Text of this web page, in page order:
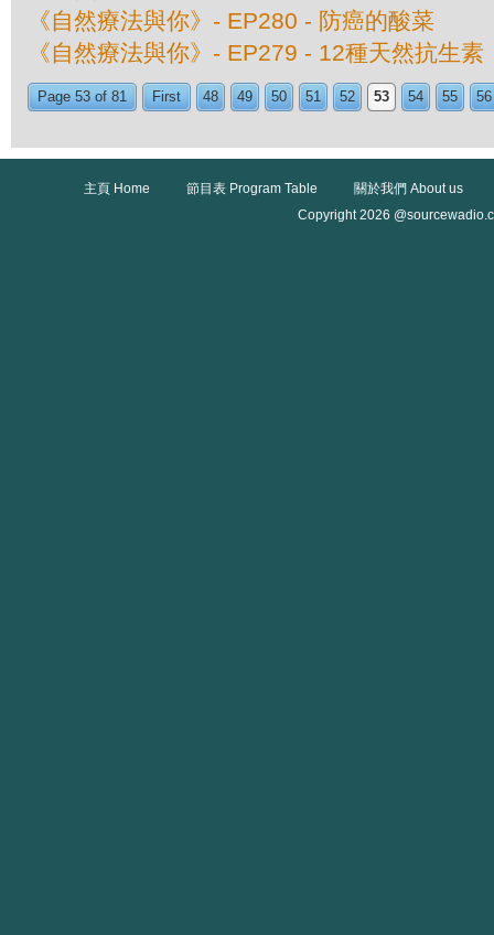
《自然療法與你》- EP280 - 防癌的酸菜
《自然療法與你》- EP279 - 12種天然抗生素
Page 53 of 81 First 48 49 50 51 52 53 54 55 56
主頁 Home 節目表 Program Table
關於我們 About us
Copyright 2026